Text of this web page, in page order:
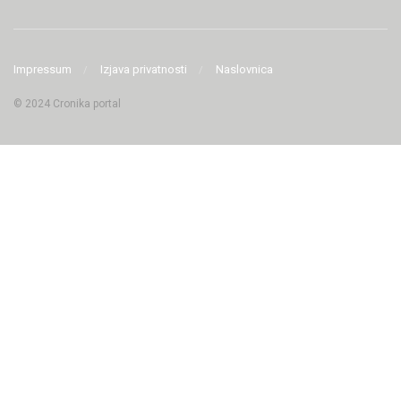
Impressum Izjava privatnosti Naslovnica
© 2024 Cronika portal